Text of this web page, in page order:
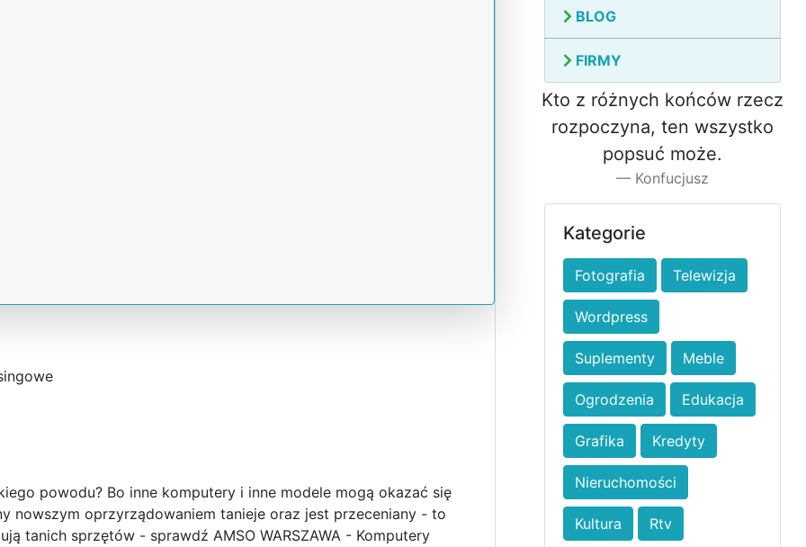
powodu? Bo inne komputery i inne modele mogą okazać się
nowszym oprzyrządowaniem tanieje oraz jest przeceniany - to
tanich sprzętów - sprawdź AMSO WARSZAWA - Komputery
BLOG
FIRMY
Kto z różnych końców rzecz
rozpoczyna, ten wszystko
popsuć może.
Konfucjusz
Kategorie
Fotografia Telewizja
Wordpress
Suplementy Meble
Ogrodzenia Edukacja
Grafika Kredyty
Nieruchomości
Kultura Rtv